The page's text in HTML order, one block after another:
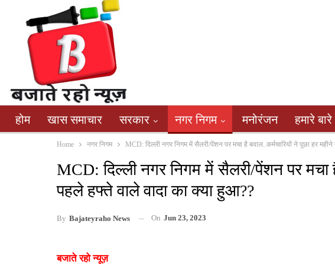
होम खास समाचार सरकार नगर निगम मनोरंजन हमारे
Home नगर निगम MCD: दिल्ली नगर निगम में सैलरी/पेंशन पर मचा है बवाल..कर्मचारियों ने पूछा हर
MCD: दिल्ली नगर निगम में सैलरी/पेंशन पर मचा
पहले हफ्ते वाले वादा का क्या हुआ??
By Bajateyraho News On Jun 23, 2023
बजाते रहो न्यूज़